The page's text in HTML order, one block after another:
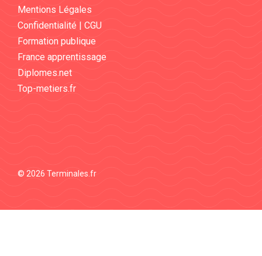
Mentions Légales
Confidentialité | CGU
Formation publique
France apprentissage
Diplomes.net
Top-metiers.fr
© 2026 Terminales.fr